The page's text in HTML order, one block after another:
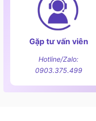
Gặp tư vấn viên
Hotline/Zalo:
0903.375.499